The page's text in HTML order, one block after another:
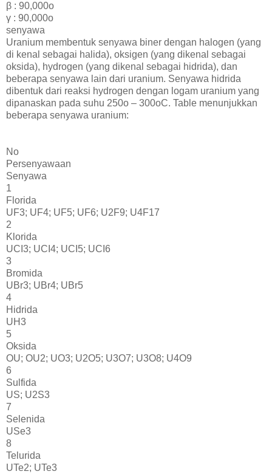
β : 90,000o
γ : 90,000o
senyawa
Uranium membentuk senyawa biner dengan halogen (yang
di kenal sebagai halida), oksigen (yang dikenal sebagai
oksida), hydrogen (yang dikenal sebagai hidrida), dan
beberapa senyawa lain dari uranium. Senyawa hidrida
dibentuk dari reaksi hydrogen dengan logam uranium yang
dipanaskan pada suhu 250o – 300oC. Table menunjukkan
beberapa senyawa uranium:
No
Persenyawaan
Senyawa
1
Florida
UF3; UF4; UF5; UF6; U2F9; U4F17
2
Klorida
UCI3; UCI4; UCI5; UCI6
3
Bromida
UBr3; UBr4; UBr5
4
Hidrida
UH3
5
Oksida
OU; OU2; UO3; U2O5; U3O7; U3O8; U4O9
6
Sulfida
US; U2S3
7
Selenida
USe3
8
Telurida
UTe2; UTe3